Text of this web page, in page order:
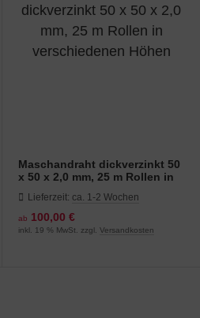
Maschandraht dickverzinkt 50
x 50 x 2,0 mm, 25 m Rollen in
Lieferzeit: ca. 1-2 Wochen
ab 100,00 €
inkl. 19 % MwSt. zzgl. Versandkosten